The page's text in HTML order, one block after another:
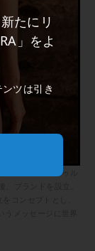
たにリ
」をよ
ツは引き
（ル・プティ・トゥル